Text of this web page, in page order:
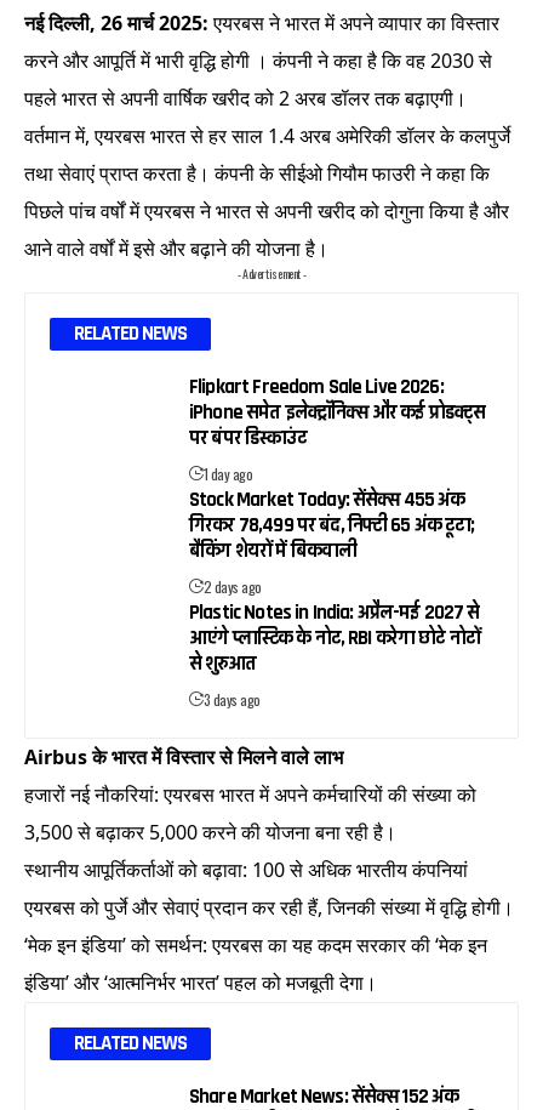
नई दिल्ली, 26 मार्च 2025:एयरबस ने भारत में अपने व्यापार का विस्तार
करने और आपूर्ति में भारी वृद्धि होगी । कंपनी ने कहा है कि वह 2030 से
पहले भारत से अपनी वार्षिक खरीद को 2 अरब डॉलर तक बढ़ाएगी।
वर्तमान में, एयरबस भारत से हर साल 1.4 अरब अमेरिकी डॉलर के कलपुर्जे
तथा सेवाएं प्राप्त करता है। कंपनी के सीईओ गियौम फाउरी ने कहा कि
पिछले पांच वर्षों में एयरबस ने भारत से अपनी खरीद को दोगुना किया है और
आने वाले वर्षों में इसे और बढ़ाने की योजना है।
- Advertisement -
RELATED NEWS
Flipkart Freedom Sale Live 2026:
iPhone समेत इलेक्ट्रॉनिक्स और कई प्रोडक्ट्स
पर बंपर डिस्काउंट
1 day ago
Stock Market Today: सेंसेक्स 455 अंक
गिरकर 78,499 पर बंद, निफ्टी 65 अंक टूटा;
बैंकिंग शेयरों में बिकवाली
2 days ago
Plastic Notes in India: अप्रैल-मई 2027 से
आएंगे प्लास्टिक के नोट, RBI करेगा छोटे नोटों
से शुरुआत
3 days ago
Airbus के भारत में विस्तार से मिलने वाले लाभ
हजारों नई नौकरियां: एयरबस भारत में अपने कर्मचारियों की संख्या को
3,500 से बढ़ाकर 5,000 करने की योजना बना रही है।
स्थानीय आपूर्तिकर्ताओं को बढ़ावा: 100 से अधिक भारतीय कंपनियां
एयरबस को पुर्जे और सेवाएं प्रदान कर रही हैं, जिनकी संख्या में वृद्धि होगी।
‘मेक इन इंडिया’ को समर्थन: एयरबस का यह कदम सरकार की ‘मेक इन
इंडिया’ और ‘आत्मनिर्भर भारत’ पहल को मजबूती देगा।
RELATED NEWS
Share Market News: सेंसेक्स 152 अंक